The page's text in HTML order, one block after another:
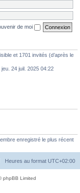
de moi
et 1701 invités (d’après le
jeu. 24 juil. 2025 04:22
enregistré le plus récent
Heures au format UTC+02:00
phpBB Limited